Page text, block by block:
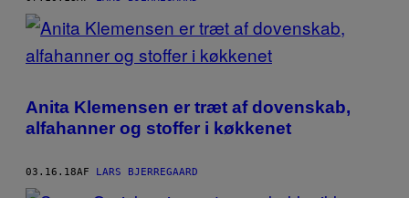
Anita Klemensen er træt af dovenskab,
alfahanner og stoffer i køkkenet
03.16.18AF LARS BJERREGAARD